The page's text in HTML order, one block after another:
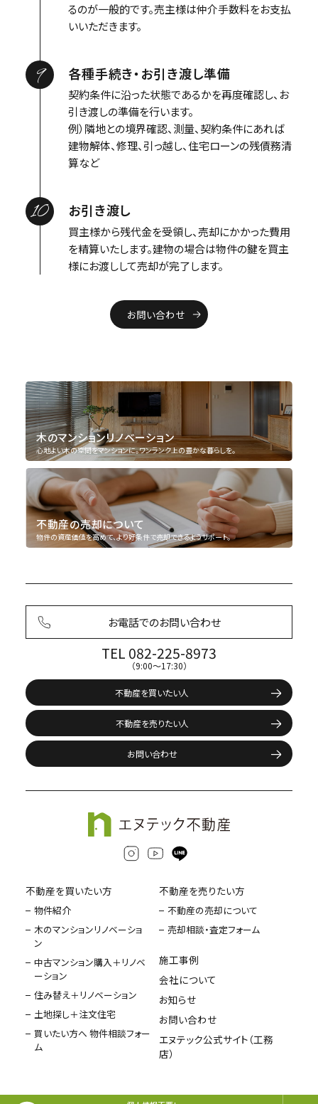
るのが一般的です。売主様は仲介手数料をお支払
いいただきます。
9 各種手続き・お引き渡し準備
契約条件に沿った状態であるかを再度確認し、お
引き渡しの準備を行います。
例）隣地との境界確認、測量、契約条件にあれば
建物解体、修理、引っ越し、住宅ローンの残債務清
算など
10 お引き渡し
買主様から残代金を受領し、売却にかかった費用
を精算いたします。建物の場合は物件の鍵を買主
様にお渡しして売却が完了します。
お問い合わせ
木のマンションリノベーション
心地よい木の空間をマンションに。ワンランク上の豊かな暮らしを。
不動産の売却について
物件の資産価値を高めて、より好条件で売却できるようサポート。
お電話でのお問い合わせ
TEL 082-225-8973
（9:00〜17:30）
不動産を買いたい人
不動産を売りたい人
お問い合わせ
不動産を買いたい方
物件紹介
木のマンションリノベーショ
ン
中古マンション購入＋リノベ
ーション
住み替え＋リノベーション
土地探し＋注文住宅
買いたい方へ 物件相談フォー
ム
不動産を売りたい方
不動産の売却について
売却相談・査定フォーム
施工事例
会社について
お知らせ
お問い合わせ
エヌテック公式サイト（工務
店）